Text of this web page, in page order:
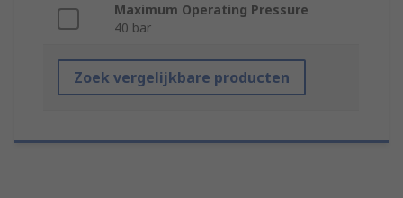
Maximum Operating Pressure
40 bar
Zoek vergelijkbare producten